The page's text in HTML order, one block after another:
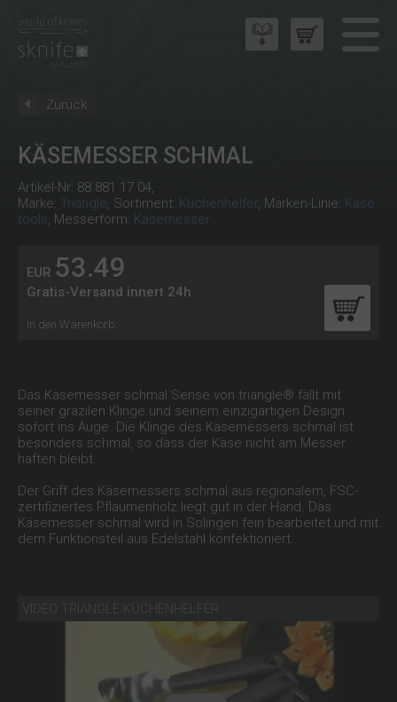
Zurück
KÄSEMESSER SCHMAL
Artikel-Nr: 88 881 17 04,
Marke: Triangle, Sortiment: Küchenhelfer, Marken-Linie: Käse
tools, Messerform: Käsemesser
EUR 53.49
Gratis-Versand innert 24h
In den Warenkorb:
Das Käsemesser schmal Sense von triangle® fällt mit
seiner grazilen Klinge und seinem einzigartigen Design
sofort ins Auge. Die Klinge des Käsemessers schmal ist
besonders schmal, so dass der Käse nicht am Messer
haften bleibt.
Der Griff des Käsemessers schmal aus regionalem, FSC-
zertifiziertes Pflaumenholz liegt gut in der Hand. Das
Käsemesser schmal wird in Solingen fein bearbeitet und mit
dem Funktionsteil aus Edelstahl konfektioniert.
VIDEO TRIANGLE KÜCHENHELFER